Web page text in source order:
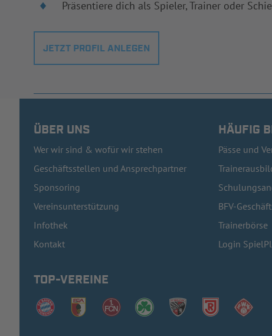
Präsentiere dich als Spieler, Trainer oder
JETZT PROFIL ANLEGEN
ÜBER UNS
Wer wir sind & wofür wir stehen
Geschäftsstellen und Ansprechpartner
Sponsoring
Vereinsunterstützung
Infothek
Kontakt
HÄUFIG
Pässe und
BFV-
Trainerbörse
Login
TOP-VEREINE